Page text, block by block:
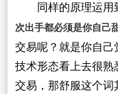
同样的原理运用到
次出手都必须是你自己
交易呢？就是你自己
技术形态看上去很熟
交易，那舒服这个词